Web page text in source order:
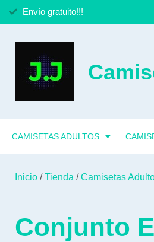
Envío gratuito!!!
CAMISETAS ADULTOS
Inicio /Tienda /Camisetas
Conjunto